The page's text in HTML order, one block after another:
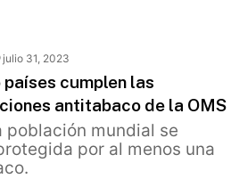
julio 31, 2023
cumplen las
antitabaco de la OMS
población mundial se
por al menos una